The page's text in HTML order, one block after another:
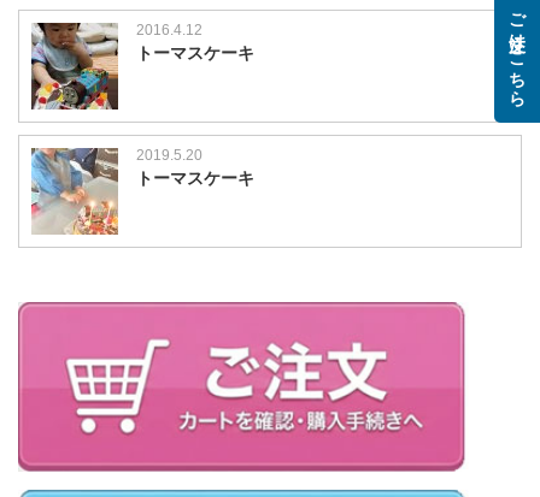
2016.4.12
トーマスケーキ
2019.5.20
トーマスケーキ
ご注文はこちら